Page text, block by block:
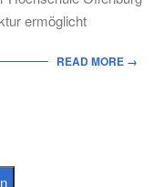
ermöglicht
READ MORE →